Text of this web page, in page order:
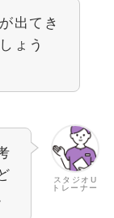
出てき
ょう
スタジオU
トレーナー